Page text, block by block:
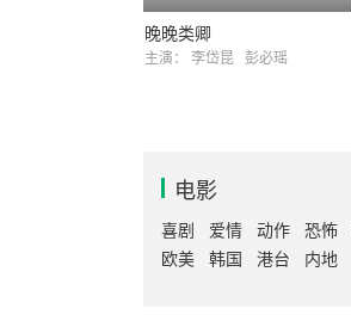
晚晚类卿
主演： 李岱昆 彭必瑶
电影
喜剧 爱情 动作 恐怖
欧美
韩国 港台 内地